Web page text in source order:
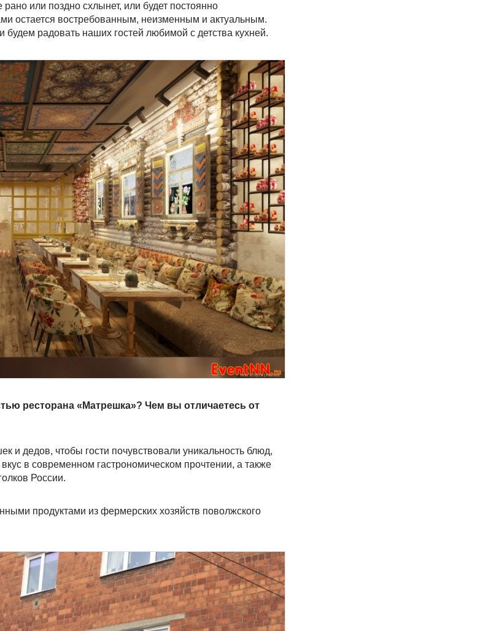
или поздно схлынет, или будет постоянно
остается востребованным, неизменным и актуальным.
радовать наших гостей любимой с детства кухней.
ресторана «Матрешка»? Чем вы отличаетесь от
дедов, чтобы гости почувствовали уникальность блюд,
в современном гастрономическом прочтении, а также
России.
продуктами из фермерских хозяйств поволжского